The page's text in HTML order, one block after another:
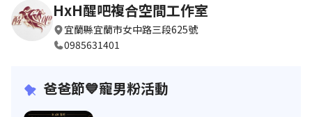
HxH醒吧複合空間工作室
宜蘭縣宜蘭市女中路三段625號
0985631401
爸爸節💙寵男粉活動